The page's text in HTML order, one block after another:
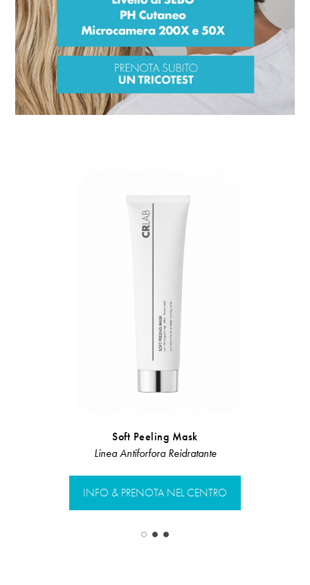
Soft Peeling Mask
Linea Antiforfora Reidratante
INFO & PRENOTA NEL CENTRO